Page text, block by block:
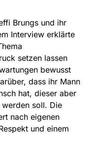
Brungs und ihr
Interview erklärte
setzen lassen
bewusst
dass ihr Mann
hat, dieser aber
soll. Die
nach eigenen
und einem